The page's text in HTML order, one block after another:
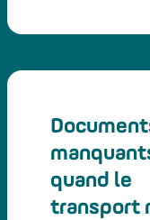
quand le
transport